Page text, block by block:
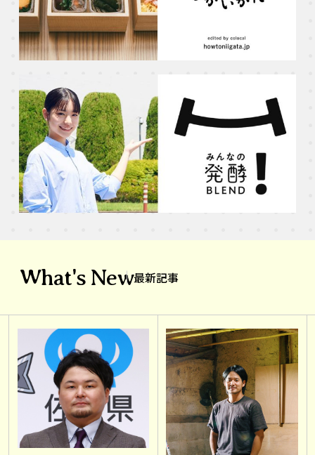
What's New最新記事